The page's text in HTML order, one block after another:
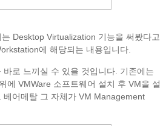
Desktop Virtualization 기능을 써봤다고
에 해당되는 내용입니다.
로 느끼실 수 있을 것입니다. 기존에는
에 VMWare 소프트웨어 설치 후 VM을 설
베어메탈 그 자체가 VM Management